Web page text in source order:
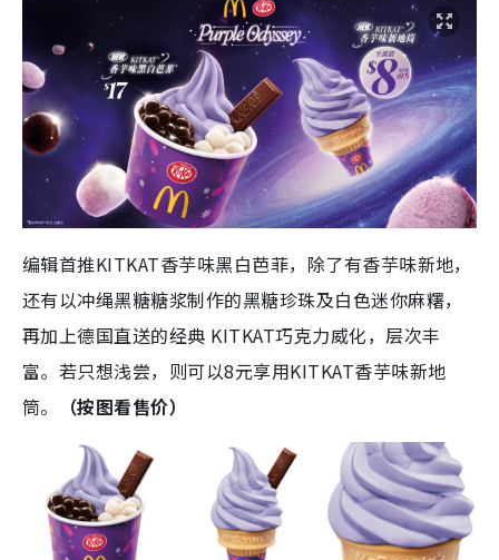
编辑首推KITKAT香芋味黑白芭菲，除了有香芋味新地，
还有以冲绳黑糖糖浆制作的黑糖珍珠及白色迷你麻糬，
再加上德国直送的经典 KITKAT巧克力威化，层次丰
富。若只想浅尝，则可以8元享用KITKAT香芋味新地
筒。
（按图看售价）